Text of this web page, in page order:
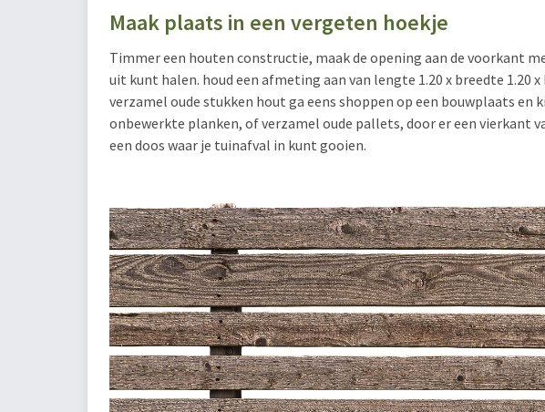
Maak plaats in een vergeten hoekje
Timmer een houten constructie, maak de opening aan de voorkant
uit kunt halen. houd een afmeting aan van lengte 1.20 x breedte 1.20
verzamel oude stukken hout ga eens shoppen op een bouwplaats en
onbewerkte planken, of verzamel oude pallets, door er een vierkant
een doos waar je tuinafval in kunt gooien.